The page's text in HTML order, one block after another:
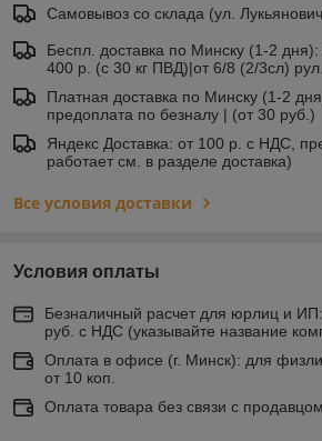
Самовывоз со склада (ул.
Беспл. доставка по Минску (1-2
400 р. (с 30 кг ПВД)|от 6/8 (2/3сл)
Платная доставка по Минску (1-2
предоплата по безналу | (от 30 руб.)
Яндекс Доставка: от 100 р. с НДС,
работает см. в разделе доставка)
Все условия доставки
Условия оплаты
Безналичный расчет для юрлиц и
руб. с НДС (указывайте название
Оплата в офисе (г. Минск): для
от 10 коп.
Оплата товара без связи с продавцом